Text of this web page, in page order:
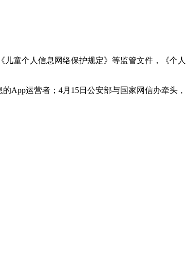
童个人信息网络保护规定》等监管文件，《个人
App运营者；4月15日公安部与国家网信办牵头，